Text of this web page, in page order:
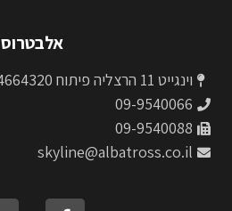
אלבטרוס
וינגייט 11 הרצליה פיתוח 4664320
09-9540066
09-9540088
skyline@albatross.co.il